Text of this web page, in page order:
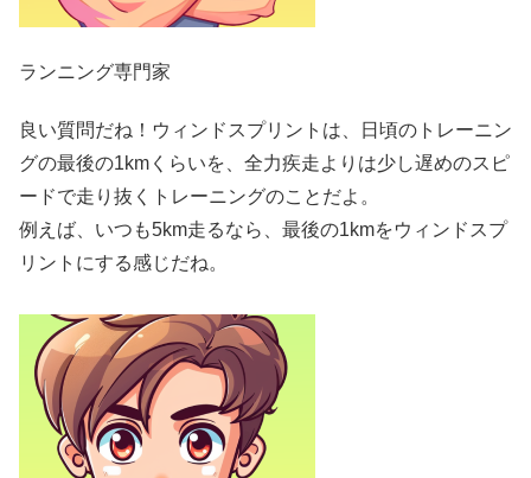
ランニング専門家
良い質問だね！ウィンドスプリントは、日頃のトレーニン
グの最後の1kmくらいを、全力疾走よりは少し遅めのスピ
ードで走り抜くトレーニングのことだよ。
例えば、いつも5km走るなら、最後の1kmをウィンドスプ
リントにする感じだね。